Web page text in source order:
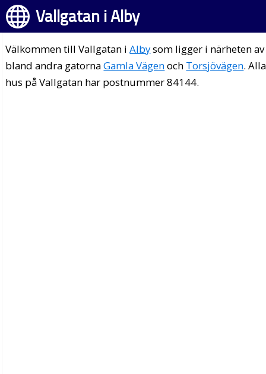
Vallgatan i Alby
Välkommen till Vallgatan iAlbysom ligger i närheten av
bland andra gatornaGamla Vägenoch Torsjövägen. Alla
hus på Vallgatan har postnummer 84144.